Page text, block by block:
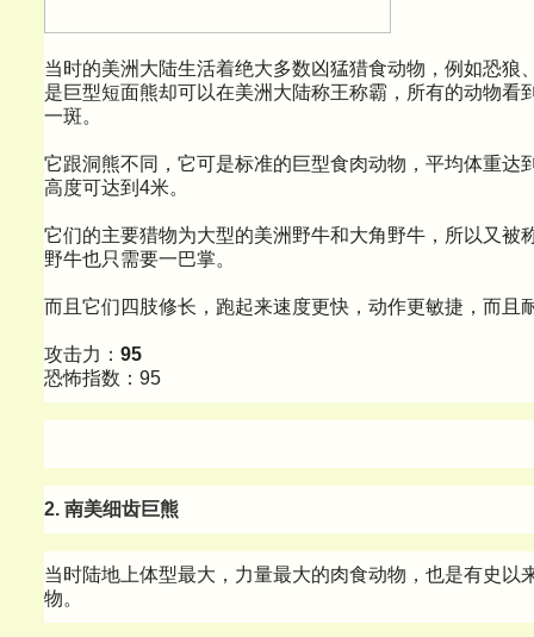
当时的美洲大陆生活着绝大多数凶猛猎食动物，例如恐狼
是巨型短面熊却可以在美洲大陆称王称霸，所有的动物看
一斑。
它跟洞熊不同，它可是标准的巨型食肉动物，平均体重达
高度可达到4米。
它们的主要猎物为大型的美洲野牛和大角野牛，所以又被
野牛也只需要一巴掌。
而且它们四肢修长，跑起来速度更快，动作更敏捷，而且
攻击力： 95
恐怖指数：95
2. 南美细齿巨熊
当时陆地上体型最大，力量最大的肉食动物，也是有史以
物。